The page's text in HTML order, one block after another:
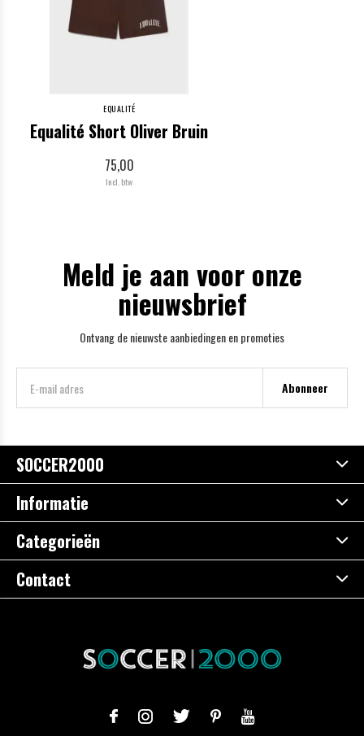
EQUALITÉ
Equalité Short Oliver Bruin
75,00
Incl. btw
Meld je aan voor onze
nieuwsbrief
Ontvang de nieuwste aanbiedingen en promoties
Abonneer
SOCCER2000
Informatie
Categorieën
Contact